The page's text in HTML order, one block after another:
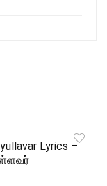
Lyrics –